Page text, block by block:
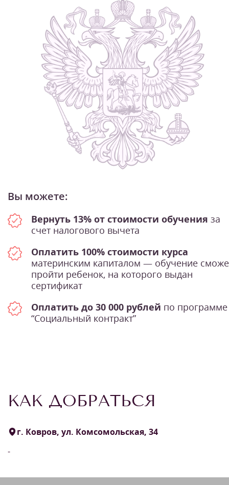
Вы можете:
Вернуть 13% от стоимости обучения за
счет налогового вычета
Оплатить 100% стоимости курса
материнским капиталом — обучение
пройти ребенок, на которого выдан
сертификат
Оплатить до 30 000 рублей по программе
“Социальный контракт”
КАК ДОБРАТЬСЯ
г. Ковров, ул. Комсомольская, 34
-